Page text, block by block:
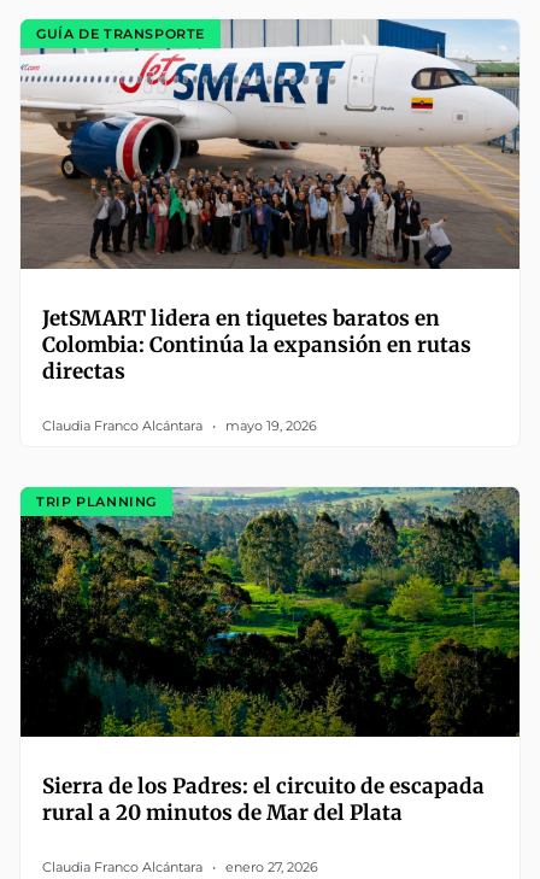
GUÍA DE TRANSPORTE
JetSMART lidera en tiquetes baratos en
Colombia: Continúa la expansión en rutas
directas
Claudia Franco Alcántara mayo 19, 2026
TRIP PLANNING
Sierra de los Padres: el circuito de escapada
rural a 20 minutos de Mar del Plata
Claudia Franco Alcántara enero 27, 2026